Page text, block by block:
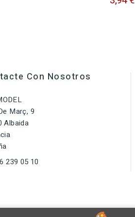
Con Nosotros
Març, 9
Albaida
239 05 10